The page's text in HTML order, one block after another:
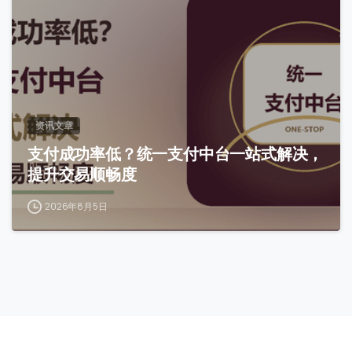
资讯文章
支付成功率低？统一支付中台一站式解决，
提升交易顺畅度
2026年8月5日